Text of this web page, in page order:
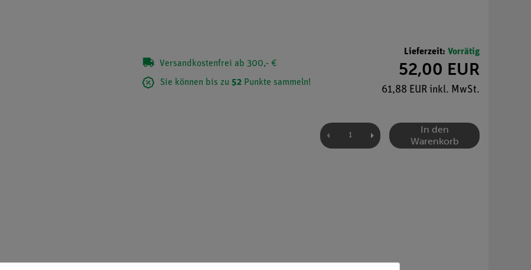
Versandkostenfrei ab 300,- €
Sie können bis zu 52 Punkte sammeln!
Lieferzeit: Vorrätig
52,00 EUR
61,88 EUR inkl. MwSt.
In den
Warenkorb